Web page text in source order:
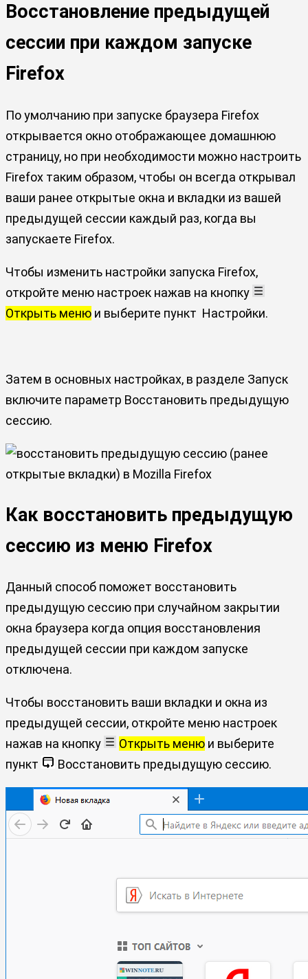
Восстановление предыдущей
сессии при каждом запуске
Firefox
По умолчанию при запуске браузера Firefox
открывается окно отображающее домашнюю
страницу, но при необходимости можно настроить
Firefox таким образом, чтобы он всегда открывал
ваши ранее открытые окна и вкладки из вашей
предыдущей сессии каждый раз, когда вы
запускаете Firefox.
Чтобы изменить настройки запуска Firefox,
откройте меню настроек нажав на кнопку
Открыть меню и выберите пункт Настройки.
Затем в основных настройках, в разделе Запуск
включите параметр Восстановить предыдущую
сессию.
Как восстановить предыдущую
сессию из меню Firefox
Данный способ поможет восстановить
предыдущую сессию при случайном закрытии
окна браузера когда опция восстановления
предыдущей сессии при каждом запуске
отключена.
Чтобы восстановить ваши вкладки и окна из
предыдущей сессии, откройте меню настроек
нажав на кнопку
Открыть меню и выберите
пункт
Восстановить предыдущую сессию.